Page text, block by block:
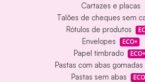
Cartazes e placas
Talões de cheques sem
Rótulos de produtos
Envelopes ECO+
Papel timbrado ECO+
Pastas com abas gomadas
Pastas sem abas